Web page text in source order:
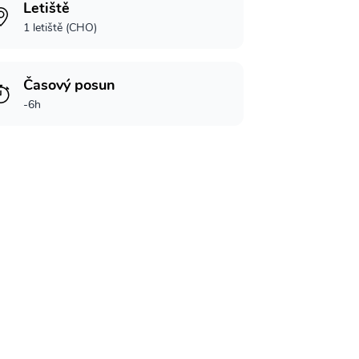
Letiště
1 letiště (CHO)
Časový posun
-6h